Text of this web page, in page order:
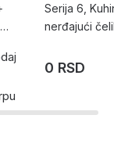
Serija 6,
nerđajući
0 RSD